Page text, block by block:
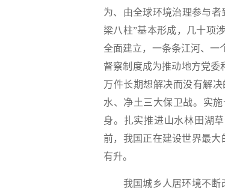
为、由全球环境治理参与
梁八柱”基本形成，几十项
全面建立，一条条江河、一
督察制度成为推动地方党委
万件长期想解决而没有解
水、净土三大保卫战。实
身。扎实推进山水林田湖
前，我国正在建设世界最大
有升。
我国城乡人居环境不断改